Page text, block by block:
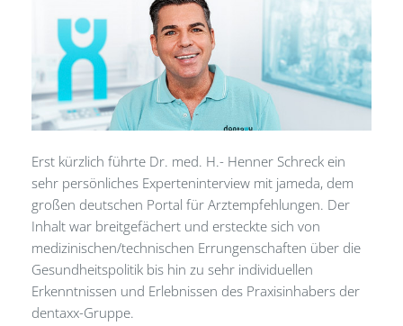
Erst kürzlich führte Dr. med. H.- Henner Schreck ein
sehr persönliches Experteninterview mit jameda, dem
großen deutschen Portal für Arztempfehlungen. Der
Inhalt war breitgefächert und ersteckte sich von
medizinischen/technischen Errungenschaften über die
Gesundheitspolitik bis hin zu sehr individuellen
Erkenntnissen und Erlebnissen des Praxisinhabers der
dentaxx-Gruppe.